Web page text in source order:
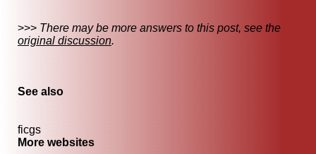
>>> There may be more answers to this post, see the
original discussion.
See also
ficgs
More websites